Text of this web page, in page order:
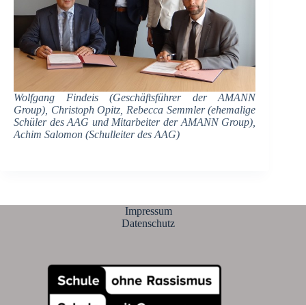
Wolfgang Findeis (Geschäftsführer der AMANN
Group), Christoph Opitz, Rebecca Semmler (ehemalige
Schüler des AAG und Mitarbeiter der AMANN Group),
Achim Salomon (Schulleiter des AAG)
Impressum
Datenschutz